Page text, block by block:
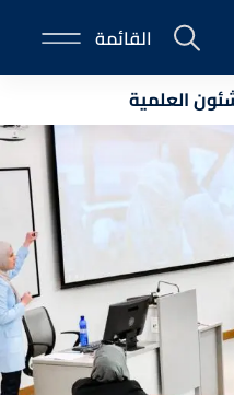
E-
Portal
القائمة
العلمية